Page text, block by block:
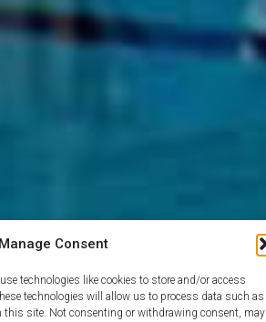
Manage Consent
technologies like cookies to store and/or access
technologies will allow us to process data such as
this site. Not consenting or withdrawing consent, may